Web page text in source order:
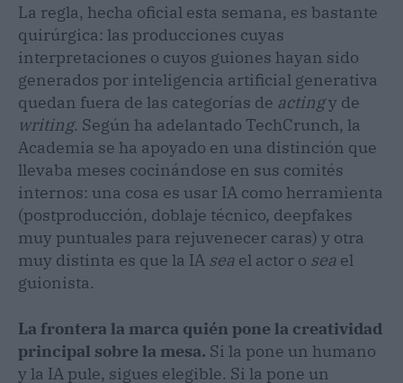
La regla, hecha oficial esta semana, es bastante
quirúrgica: las producciones cuyas
interpretaciones o cuyos guiones hayan sido
generados por inteligencia artificial generativa
quedan fuera de las categorías de actingy de
writing. Según ha adelantado TechCrunch, la
Academia se ha apoyado en una distinción que
llevaba meses cocinándose en sus comités
internos: una cosa es usar IA como herramienta
(postproducción, doblaje técnico, deepfakes
muy puntuales para rejuvenecer caras) y otra
muy distinta es que la IA sea el actor o sea el
guionista.
La frontera la marca quién pone la creatividad
principal sobre la mesa. Si la pone un humano
y la IA pule, sigues elegible. Si la pone un